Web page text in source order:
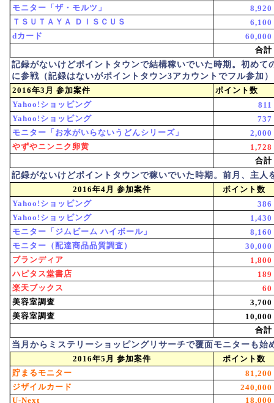
モニター「ザ・モルツ」
8,920
ＴＳＵＴＡＹＡ ＤＩＳＣＵＳ
6,100
dカード
60,000
合計
記録がないけどポイントタウンで結構稼いでいた時期。初めて
に参戦（記録はないがポイントタウン3アカウントでフル参加
2016年3月 参加案件
ポイント数
Yahoo!ショッピング
811
Yahoo!ショッピング
737
モニター「お水がいらないうどんシリーズ」
2,000
やずやニンニク卵黄
1,728
合計
記録がないけどポイントタウンで稼いでいた時期。前月、主人
2016年4月 参加案件
ポイント数
Yahoo!ショッピング
386
Yahoo!ショッピング
1,430
モニター「ジムビーム ハイボール」
8,160
モニター（配達商品品質調査）
30,000
ブランディア
1,800
ハピタス堂書店
189
楽天ブックス
60
美容室調査
3,700
美容室調査
10,000
合計
当月からミステリーショッピングリサーチで覆面モニターも始
2016年5月 参加案件
ポイント数
貯まるモニター
81,200
ジザイルカード
240,000
U-Next
18,000